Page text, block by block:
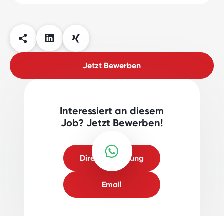
Jetzt Bewerben
Interessiert an diesem
Job? Jetzt Bewerben!
Direktbewerbung
Email